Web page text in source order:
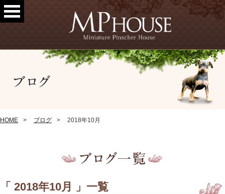
HOME ブログ 2018年10月
「 2018年10月 」一覧